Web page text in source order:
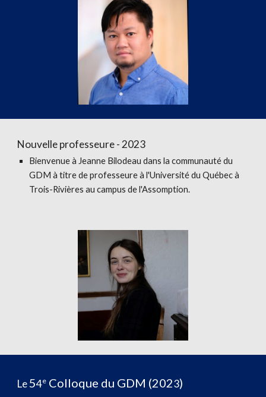
Nouvelle professeure - 2023
Bienvenue à Jeanne Bilodeaudans la communauté du
GDM à titrede professeure à l'Université du Québec à
Trois-Rivières au campus de l'Assomption.
Le54e Colloque du GDM (2023)